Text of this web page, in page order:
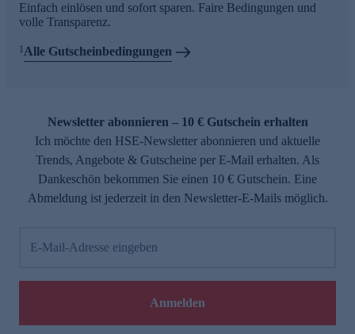
Einfach einlösen und sofort sparen. Faire Bedingungen und
volle Transparenz.
1 Alle Gutscheinbedingungen
Newsletter abonnieren – 10 € Gutschein erhalten
Ich möchte den HSE-Newsletter abonnieren und aktuelle
Trends, Angebote & Gutscheine per E-Mail erhalten. Als
Dankeschön bekommen Sie einen 10 € Gutschein. Eine
Abmeldung ist jederzeit in den Newsletter-E-Mails möglich.
E-Mail-Adresse eingeben
Anmelden